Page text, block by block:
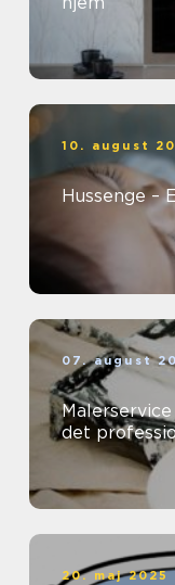
10. august
Hussenge –
07. august
det
20. maj 2025